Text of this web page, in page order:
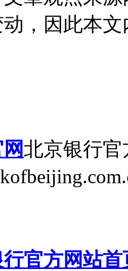
，因此本
北京银行官
官方网站首